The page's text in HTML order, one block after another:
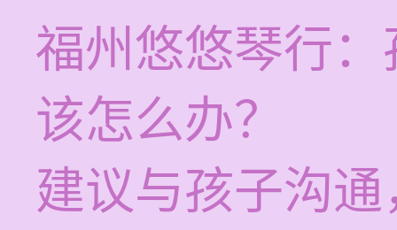
福州悠悠琴行
该怎么办？
建议与孩子沟